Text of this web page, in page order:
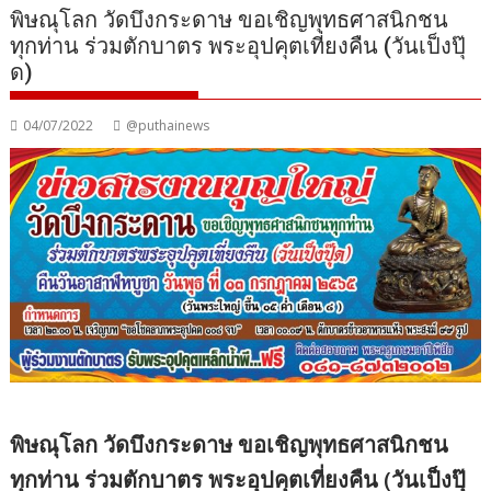
พิษณุโลก วัดบึงกระดาษ ขอเชิญพุทธศาสนิกชน
ทุกท่าน ร่วมตักบาตร พระอุปคุตเที่ยงคืน (วันเป็งปุ๊
ด)
04/07/2022 @puthainews
พิษณุโลก วัดบึงกระดาษ ขอเชิญพุทธศาสนิกชน
ทุกท่าน ร่วมตักบาตร พระอุปคุตเที่ยงคืน (วันเป็งปุ๊